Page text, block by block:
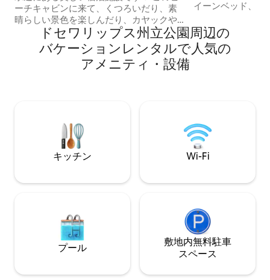
ーチキャビンに来て、くつろいだり、素
晴らしい景色を楽しんだり、カヤックや
水泳をしたり、ビーチ沿いを散歩したり
して、悩み事を忘れてください。 ケー
ス・インレットの人里離れたロッキーベ
レンドリーなホストが他のご質問にもお
答えします。 お楽しみください！
イーンベッド、オ
一階の寝室の向か
ります。2つのデ
屋外リビング。フ
防犯カメラが1台
ドセワリップス州立公園⁠周⁠辺⁠の
バ⁠ケ⁠ー⁠シ⁠ョ⁠ン⁠レ⁠ン⁠タ⁠ル⁠で人⁠気⁠の
ア⁠メ⁠ニ⁠テ⁠ィ⁠・⁠設⁠備
キッチン Wi-Fi
プール
敷地内無料駐⁠車
ス⁠ペ⁠ー⁠ス